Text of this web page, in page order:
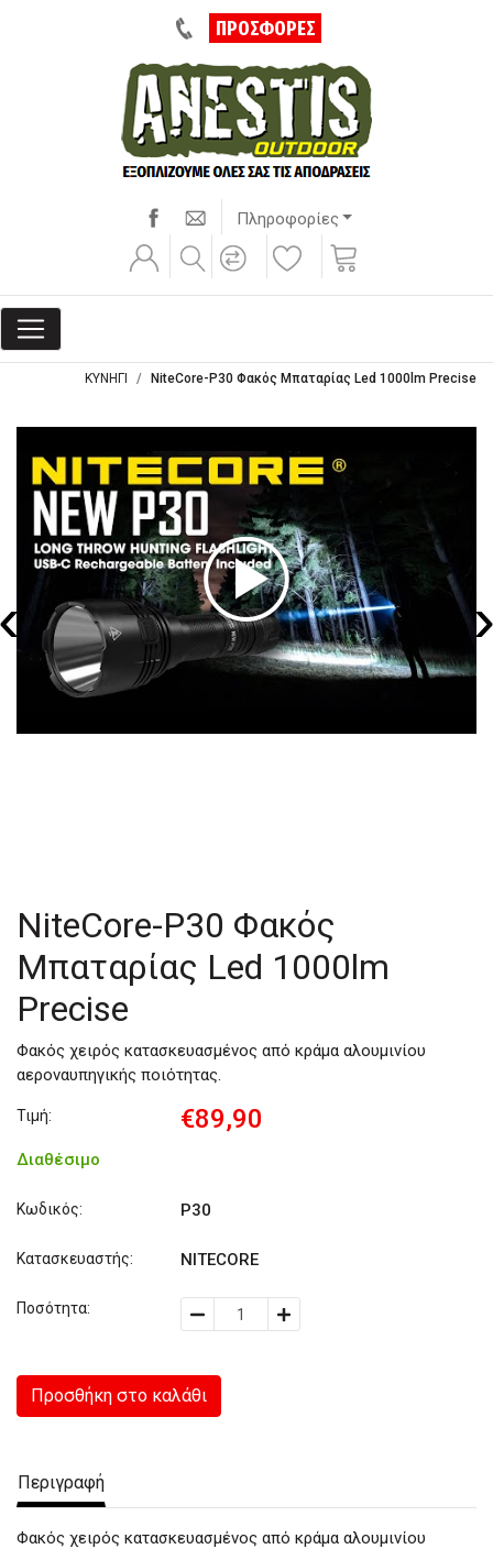
ΠΡΟΣΦΟΡΕΣ
Πληροφορίες
ΚΥΝΗΓΙ NiteCore-P30 Φακός Μπαταρίας Led 1000lm Precise
NiteCore-P30 Φακός
Μπαταρίας Led 1000lm
Precise
Φακός χειρός κατασκευασμένος από κράμα αλουμινίου
αεροναυπηγικής ποιότητας.
Τιμή: €89,90
Διαθέσιμο
Κωδικός: P30
Κατασκευαστής: NITECORE
Ποσότητα:
Προσθήκη στο καλάθι
Περιγραφή
Φακός χειρός κατασκευασμένος από κράμα αλουμινίου